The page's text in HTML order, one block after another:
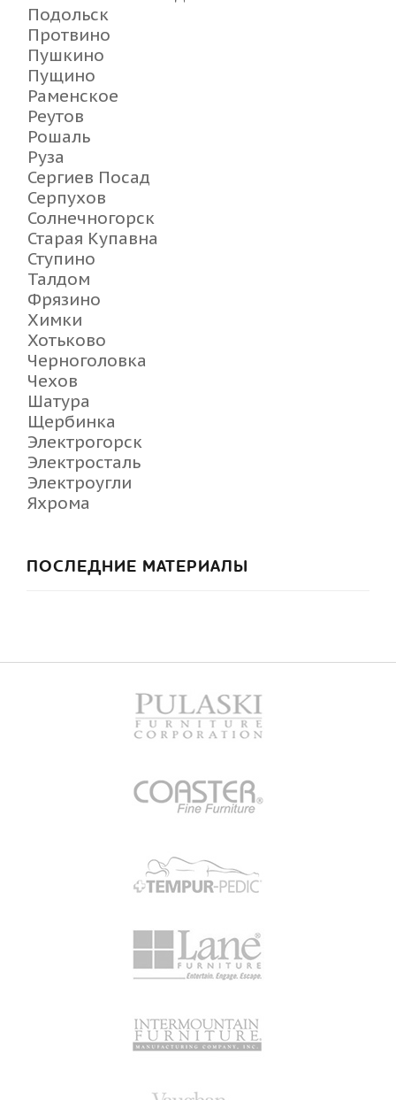
Подольск
Протвино
Пушкино
Пущино
Раменское
Реутов
Рошаль
Руза
Сергиев Посад
Серпухов
Солнечногорск
Старая Купавна
Ступино
Талдом
Фрязино
Химки
Хотьково
Черноголовка
Чехов
Шатура
Щербинка
Электрогорск
Электросталь
Электроугли
Яхрома
ПОСЛЕДНИЕ МАТЕРИАЛЫ